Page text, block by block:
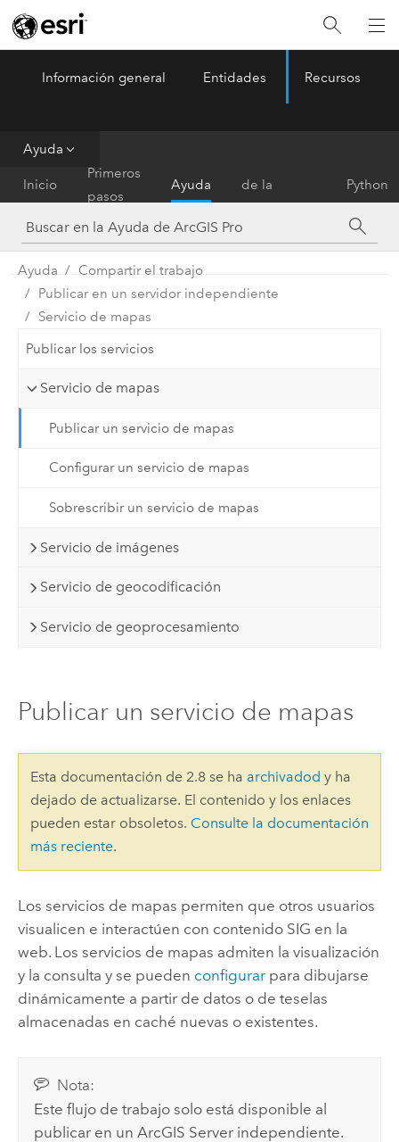
ArcGIS Pro Menu
Información general Entidades Recursos
Ayuda
Inicio
Primeros
pasos
Ayuda
de la
herramienta
Python
Ayuda
Compartir el trabajo
Publicar en un servidor independiente
Servicio de mapas
Publicar los servicios
Servicio de mapas
Publicar un servicio de mapas
Configurar un servicio de mapas
Sobrescribir un servicio de mapas
Servicio de imágenes
Servicio de geocodificación
Servicio de geoprocesamiento
Publicar un servicio de mapas
Esta documentación de 2.8 se ha archivadod y ha
dejado de actualizarse. El contenido y los enlaces
pueden estar obsoletos. Consulte la documentación
más reciente.
Los servicios de mapas permiten que otros usuarios
visualicen e interactúen con contenido SIG en la
web. Los servicios de mapas admiten la visualización
y la consulta y se pueden configurarpara dibujarse
dinámicamente a partir de datos o de teselas
almacenadas en caché nuevas o existentes.
Nota:
Este flujo de trabajo solo está disponible al
publicar en unArcGIS Server independiente.